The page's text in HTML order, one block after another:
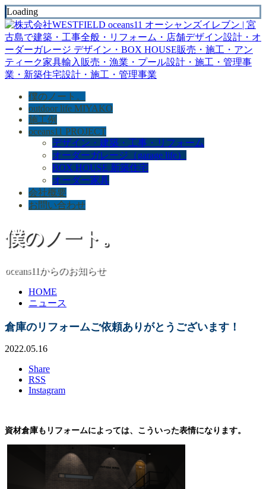
Loading
僕のノート。
outdoor life MIYAKO
施工例
oceans11 PROJECT
デザイン・建築・工事・リフォーム
オーダーガレージ（garage life）
BOX HOUSE 新築住宅
オーダー家具
会社概要
お問い合わせ
僕のノート。
oceans11からのお知らせ
HOME
ニュース
倉庫のリフォームご依頼ありがとうございます！
2022.05.16
Share
RSS
Instagram
資材倉庫もリフォームによっては、こういった表情になります。